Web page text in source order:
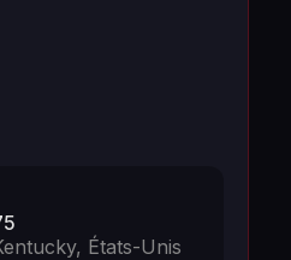
États-Unis